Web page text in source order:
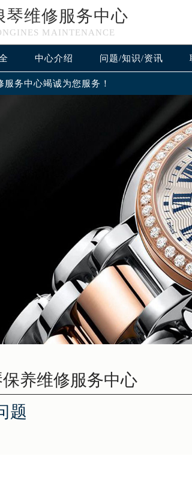
琴维修服务中心
MAINTENANCE
中心介绍 问题/知识/资讯
服务中心竭诚为您服务！
题